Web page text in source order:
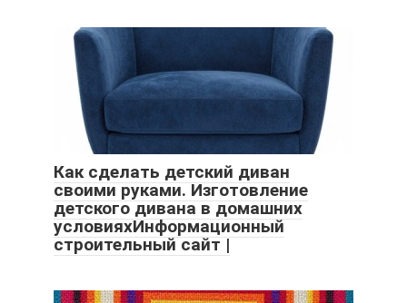
Как сделать детский диван
своими руками. Изготовление
детского дивана в домашних
условияхИнформационный
строительный сайт |